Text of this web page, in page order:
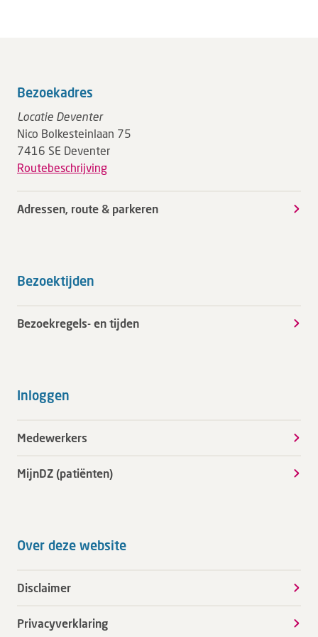
Bezoekadres
Locatie Deventer
Nico Bolkesteinlaan 75
7416 SE Deventer
Routebeschrijving
Adressen, route & parkeren
Bezoektijden
Bezoekregels- en tijden
Inloggen
Medewerkers
MijnDZ (patiënten)
Over deze website
Disclaimer
Privacyverklaring